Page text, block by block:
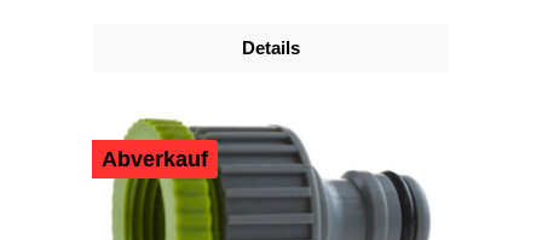
Details
Abverkauf